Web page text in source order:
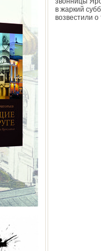
в жаркий
возвестили